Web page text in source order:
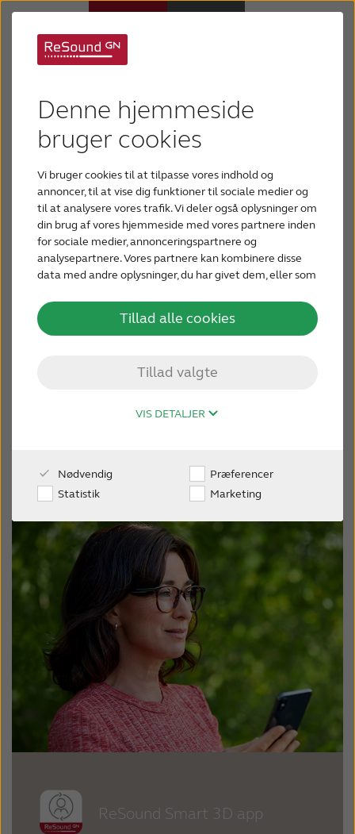
Denne hjemmeside
bruger cookies
Vi bruger cookies til at tilpasse vores indhold og
annoncer, til at vise dig funktioner til sociale medier og
til at analysere vores trafik. Vi deler også oplysninger om
din brug af vores hjemmeside med vores partnere inden
for sociale medier, annonceringspartnere og
analysepartnere. Vores partnere kan kombinere disse
data med andre oplysninger, du har givet dem, eller som
Tillad valgte
Tillad alle cookies
VIS DETALJER
Nødvendig
Præferencer
Statistik
Marketing
Høretab
Support
Om os
Blog
BLIV TESTPERSON
WEBSHOP
DANMARK
Brasil
Česká republika
China Danmark
Deutschland España
France India
Kazakhstan
Latinoamérica
Lær mere om vores
apps
Det er nemt og diskret at tilpasse og
betjene dine ReSound
høreapparater med vores
avancerede, intuitive og
downloade dem til din smartphone
eller tablet og derefter stryge til
komme igang med at sammensætte
ReSound Smart 3D app